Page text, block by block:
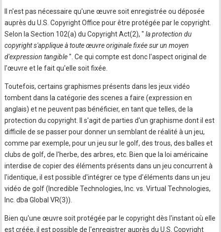
Il n'est pas nécessaire qu'une œuvre soit enregistrée ou déposée
auprès du U.S. Copyright Office pour être protégée par le copyright.
Selon la Section 102(a) du Copyright Act(2), " la protection du
copyright s'applique à toute œuvre originale fixée sur un moyen
d'expression tangible". Ce qui compte est donc l'aspect original de
l'œuvre et le fait qu'elle soit fixée.
Toutefois, certains graphismes présents dans les jeux vidéo
tombent dans la catégorie des scenes a faire (expression en
anglais) et ne peuvent pas bénéficier, en tant que telles, de la
protection du copyright. Il s'agit de parties d'un graphisme dont il est
difficile de se passer pour donner un semblant de réalité à un jeu,
comme par exemple, pour un jeu sur le golf, des trous, des balles et
clubs de golf, de l'herbe, des arbres, etc. Bien que la loi américaine
interdise de copier des éléments présents dans un jeu concurrent à
l'identique, il est possible d'intégrer ce type d'éléments dans un jeu
vidéo de golf (Incredible Technologies, Inc. vs. Virtual Technologies,
Inc. dba Global VR(3)).
Bien qu'une œuvre soit protégée par le copyright dès l'instant où elle
est créée, il est possible de l'enregistrer auprès du U.S. Copyright